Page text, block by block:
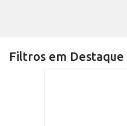
Filtros em Destaque